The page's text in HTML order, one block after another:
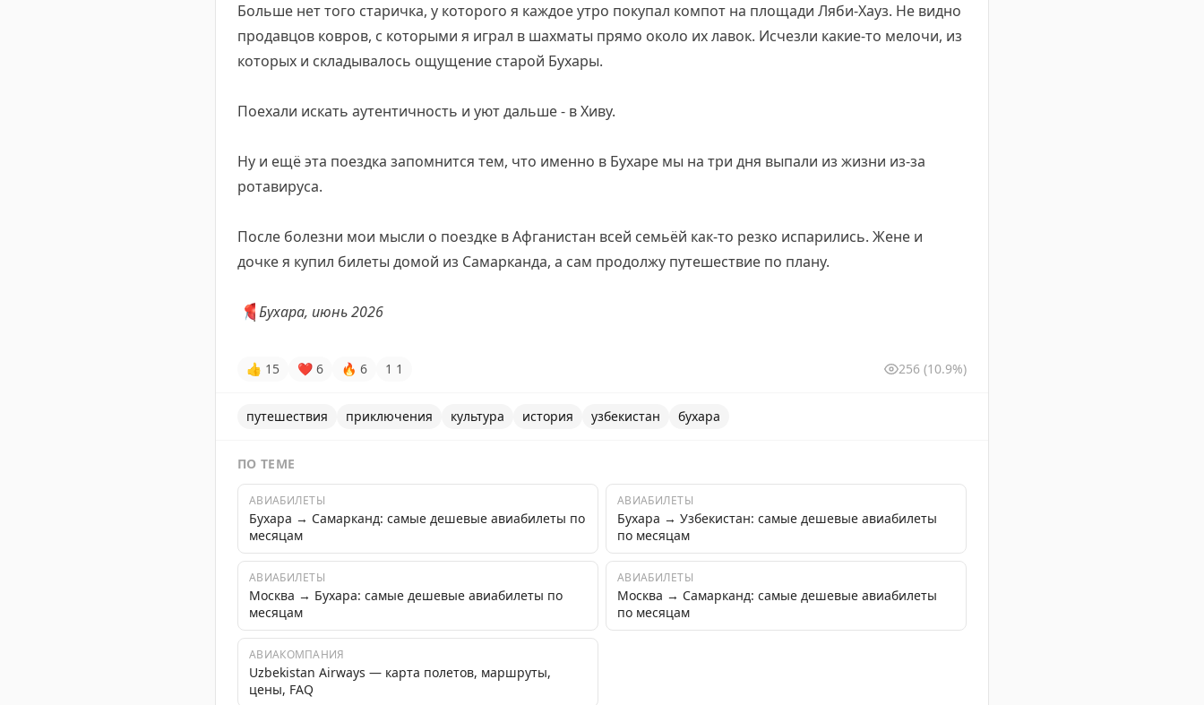
Больше нет того старичка, у которого я каждое утро покупал компот на площади Ляби-Хауз. Не видно
продавцов ковров, с которыми я играл в шахматы прямо около их лавок. Исчезли какие-то мелочи, из
которых и складывалось ощущение старой Бухары.
Поехали искать аутентичность и уют дальше - в Хиву.
Ну и ещё эта поездка запомнится тем, что именно в Бухаре мы на три дня выпали из жизни из-за
ротавируса.
После болезни мои мысли о поездке в Афганистан всей семьёй как-то резко испарились. Жене и
дочке я купил билеты домой из Самарканда, а сам продолжу путешествие по плану.
📍Бухара, июнь 2026
👍 15 ❤ 6 🔥 6 1 1 256 (10.9%)
путешествия приключения культура история узбекистан бухара
ПО ТЕМЕ
АВИАБИЛЕТЫ
Бухара → Самарканд: самые дешевые авиабилеты по
месяцам
АВИАБИЛЕТЫ
Бухара → Узбекистан: самые дешевые авиабилеты
по месяцам
АВИАБИЛЕТЫ
Москва → Бухара: самые дешевые авиабилеты по
месяцам
АВИАБИЛЕТЫ
Москва → Самарканд: самые дешевые авиабилеты
по месяцам
АВИАКОМПАНИЯ
Uzbekistan Airways — карта полетов, маршруты,
цены, FAQ